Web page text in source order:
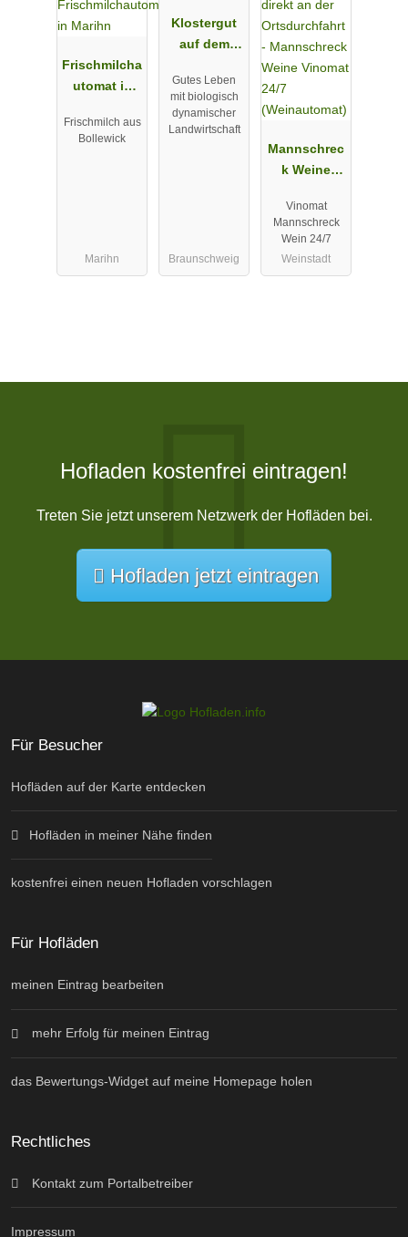
Frischmilcha
utomat in
Frischmilch aus
Bollewick
Marihn
Klostergut
auf dem
t
Gutes Leben
mit biologisch
dynamischer
Landwirtschaft
Braunschweig
Mannschrec
k Weine
(Weinautom
at)
Vinomat
Mannschreck
Wein 24/7
Weinstadt
Hofladen kostenfrei eintragen!
Treten Sie jetzt unserem Netzwerk der Hofläden bei.
Hofladen jetzt eintragen
Für Besucher
Hofläden auf der Karte entdecken
Hofläden in meiner Nähe finden
kostenfrei einen neuen Hofladen vorschlagen
Für Hofläden
meinen Eintrag bearbeiten
mehr Erfolg für meinen Eintrag
das Bewertungs-Widget auf meine Homepage holen
Rechtliches
Kontakt zum Portalbetreiber
Impressum